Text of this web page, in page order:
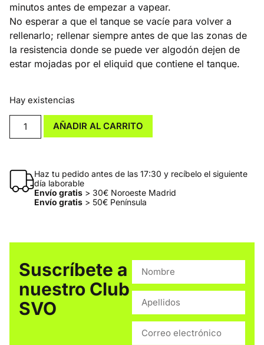
minutos antes de empezar a vapear.
No esperar a que el tanque se vacíe para volver a
rellenarlo; rellenar siempre antes de que las zonas de
la resistencia donde se puede ver algodón dejen de
estar mojadas por el eliquid que contiene el tanque.
Hay existencias
AÑADIR AL CARRITO
Haz tu pedido antes de las 17:30 y recíbelo el siguiente
día laborable
Envío gratis> 30€ Noroeste Madrid
Envío gratis> 50€ Península
Suscríbete a
nuestro Club
SVO